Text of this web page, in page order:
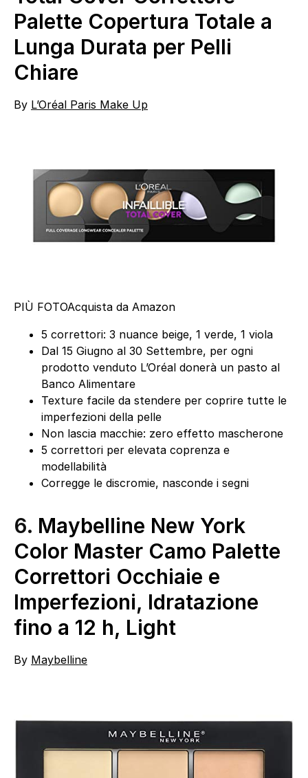
Palette Copertura Totale a
Lunga Durata per Pelli
Chiare
By L’Oréal Paris Make Up
PIÙ FOTOAcquista da Amazon
5 correttori: 3 nuance beige, 1 verde, 1 viola
Dal 15 Giugno al 30 Settembre, per ogni
prodotto venduto L’Oréal donerà un pasto al
Banco Alimentare
Texture facile da stendere per coprire tutte le
imperfezioni della pelle
Non lascia macchie: zero effetto mascherone
5 correttori per elevata coprenza e
modellabilità
Corregge le discromie, nasconde i segni
6. Maybelline New York
Color Master Camo Palette
Correttori Occhiaie e
Imperfezioni, Idratazione
fino a 12 h, Light
By Maybelline